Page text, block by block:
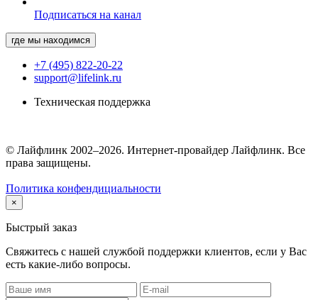
Подписаться на канал
где мы находимся
+7 (495) 822-20-22
support@lifelink.ru
Техническая поддержка
© Лайфлинк 2002–2026. Интернет-провайдер Лайфлинк. Все
права защищены.
Политика конфендициальности
×
Быстрый заказ
Свяжитесь с нашей службой поддержки клиентов, если у Вас
есть какие-либо вопросы.